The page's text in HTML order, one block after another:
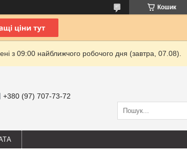
Кошик
з 09:00 найближчого робочого дня (завтра, 07.08).
+380 (97) 707-73-72